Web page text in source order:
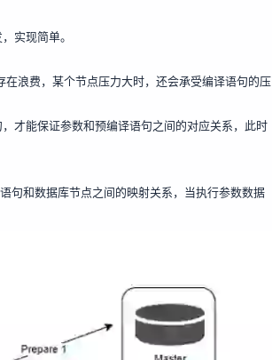
实现简单。
浪费，某个节点压力大时，还会承受编译语句的压
才能保证参数和预编译语句之间的对应关系，此时
句和数据库节点之间的映射关系，当执行参数数据